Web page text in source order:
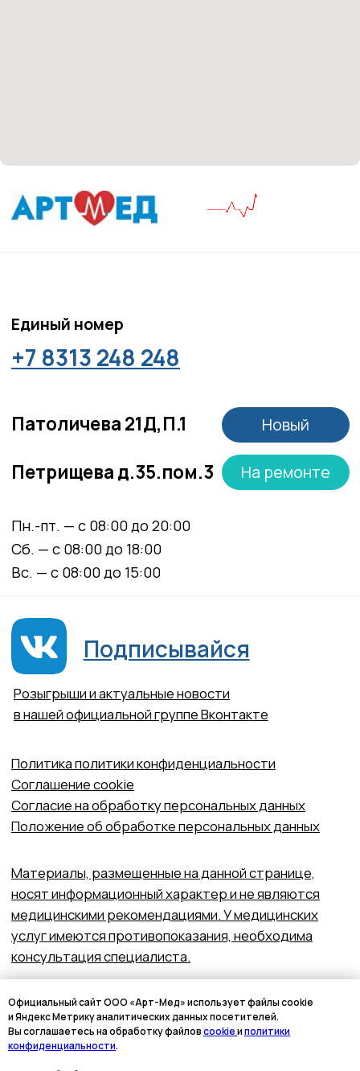
Официальный сайт ООО «Арт-Мед» использует файлы cookie
и Яндекс Метрику аналитических данных посетителей.
Вы соглашаетесь на обработку файловcookieиполитики
конфиденциальности.